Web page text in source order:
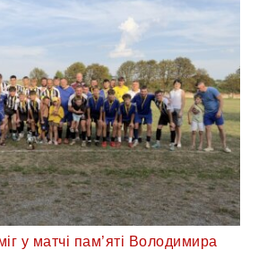
у матчі пам’яті Володимира